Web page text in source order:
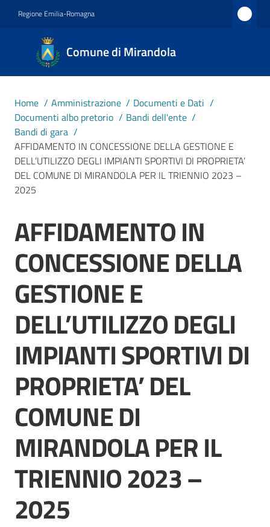
Regione Emilia-Romagna
Comune di Mirandola
Comune
di
Mirandola
1597
Amministrazione
Menu selezionato
Novità
Servizi
Vivere
Mirandola
Menu selezionato
PNRR
C
e
a
s
L
a
R
g
a
Home / Amministrazione / Documenti e Dati /
Documenti albo pretorio / Bandi dell'ente /
Bandi di gara /
AFFIDAMENTO IN CONCESSIONE DELLA GESTIONE E
DELL’UTILIZZO DEGLI IMPIANTI SPORTIVI DI PROPRIETA’
DEL COMUNE DI MIRANDOLA PER IL TRIENNIO 2023 –
2025
Salta al contenuto
AFFIDAMENTO IN
CONCESSIONE DELLA
GESTIONE E
DELL’UTILIZZO DEGLI
IMPIANTI SPORTIVI DI
PROPRIETA’ DEL
COMUNE DI
MIRANDOLA PER IL
TRIENNIO 2023 –
2025